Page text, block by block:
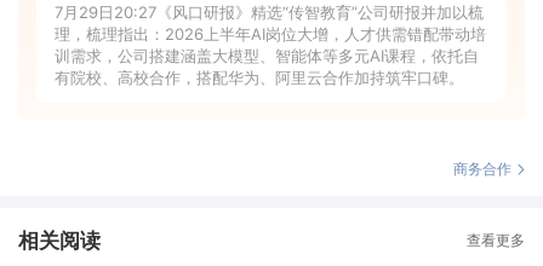
7月29日20:27《风口研报》精选“传智教育”公司研报并加以梳
理，梳理指出：2026上半年AI岗位大增，人才供需错配带动培
训需求，公司搭建涵盖大模型、智能体等多元AI课程，依托自
有院校、高校合作，搭配华为、阿里云合作加持筑牢口碑。
商务合作
相关阅读 查看更多